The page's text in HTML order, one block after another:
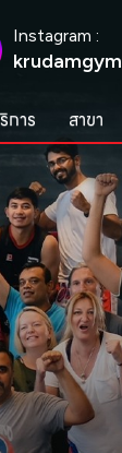
Instagram :
krudamgym_
การ สาขา